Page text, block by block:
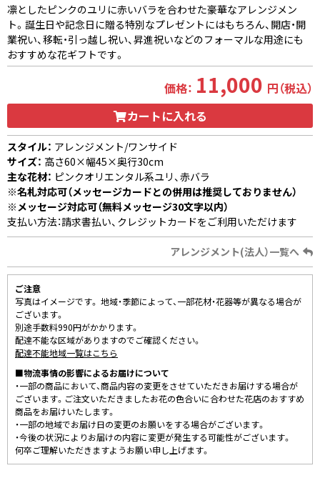
凛としたピンクのユリに赤いバラを合わせた豪華なアレンジメン
ト。誕生日や記念日に贈る特別なプレゼントにはもちろん、開店・開
業祝い、移転・引っ越し祝い、昇進祝いなどのフォーマルな用途にも
おすすめな花ギフトです。
価格： 11,000 円（税込）
カートに入れる
スタイル： アレンジメント/ワンサイド
サイズ： 高さ60×幅45×奥行30cm
主な花材： ピンクオリエンタル系ユリ、赤バラ
※名札対応可（メッセージカードとの併用は推奨しておりません）
※メッセージ対応可（無料メッセージ30文字以内）
支払い方法：請求書払い、クレジットカードをご利用いただけます
アレンジメント(法人）一覧へ
ご注意
写真はイメージです。 地域・季節によって、一部花材・花器等が異なる場合が
ございます。
別途手数料990円がかかります。
配達不能な区域がありますのでご確認ください。
配達不能地域一覧はこちら
■物流事情の影響によるお届けについて
・一部の商品において、商品内容の変更をさせていただきお届けする場合が
ございます。ご注文いただきましたお花の色合いに合わせた花店のおすすめ
商品をお届けいたします。
・一部の地域でお届け日の変更のお願いをする場合がございます。
・今後の状況によりお届けの内容に変更が発生する可能性がございます。
何卒ご理解いただきますようお願い申し上げます。